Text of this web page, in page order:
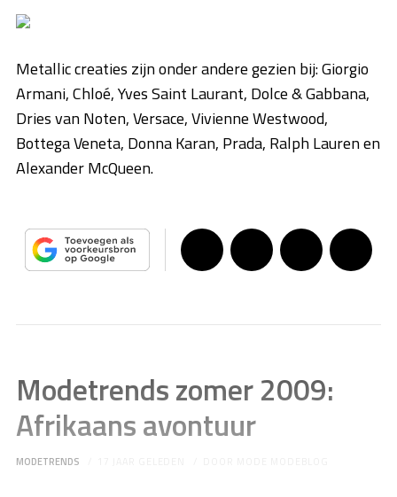
Metallic creaties zijn onder andere gezien bij: Giorgio
Armani, Chloé, Yves Saint Laurant, Dolce & Gabbana,
Dries van Noten, Versace, Vivienne Westwood,
Bottega Veneta, Donna Karan, Prada, Ralph Lauren en
Alexander McQueen.
Modetrends zomer 2009:
Afrikaans avontuur
MODETRENDS